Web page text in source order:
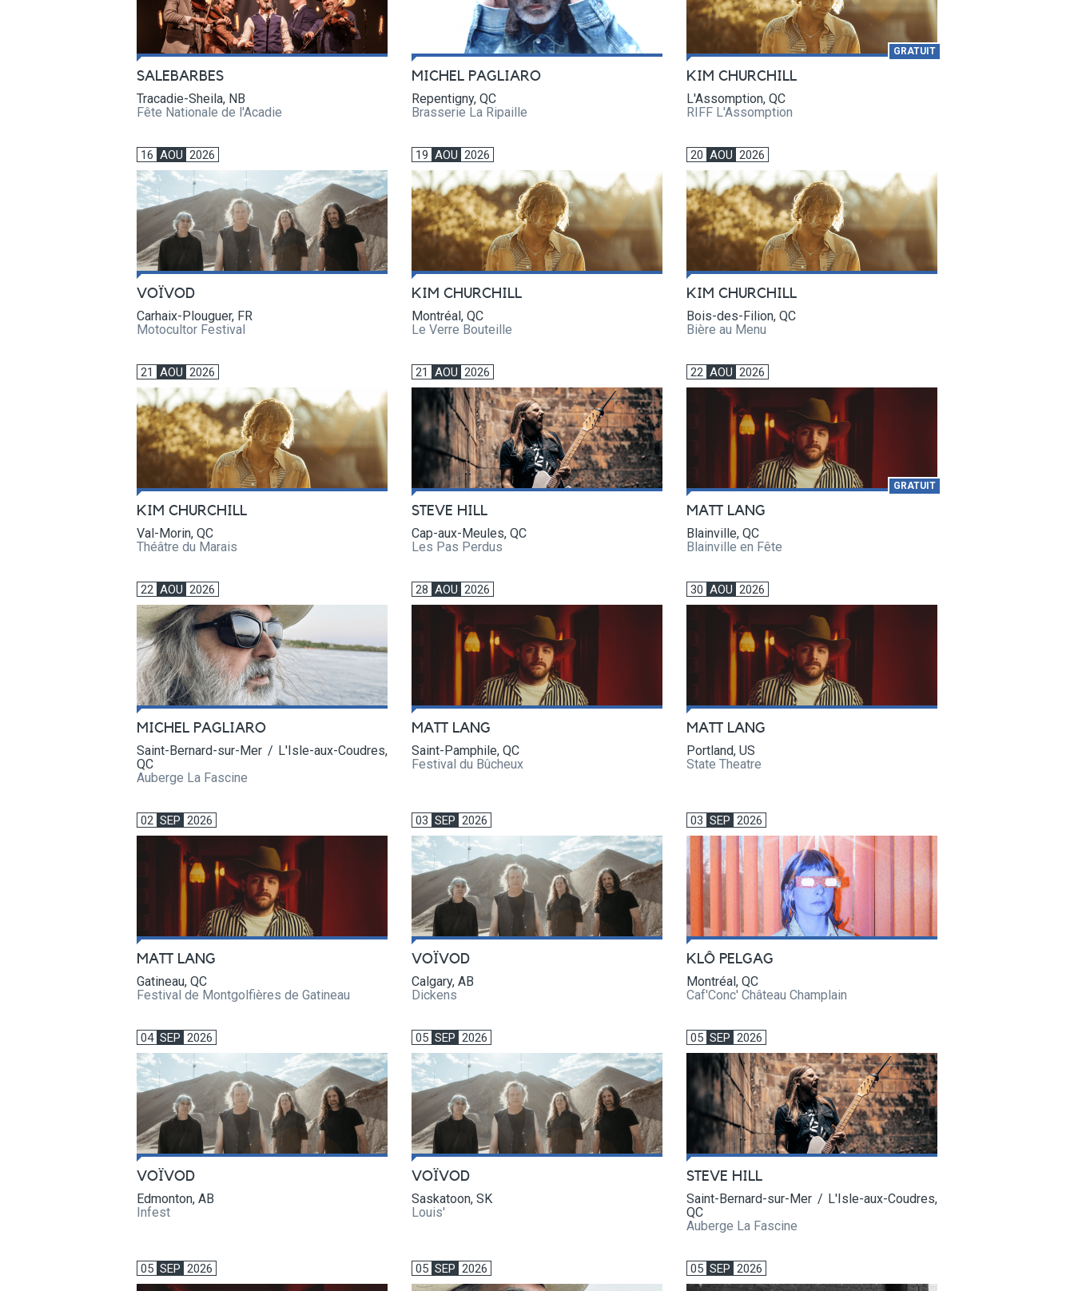
SALEBARBES
Tracadie-Sheila, NB
Fête Nationale de l'Acadie
MICHEL PAGLIARO
Repentigny, QC
Brasserie La Ripaille
GRATUIT
KIM CHURCHILL
L'Assomption, QC
RIFF L'Assomption
16 AOU 2026
VOÏVOD
Carhaix-Plouguer, FR
Motocultor Festival
19 AOU 2026
KIM CHURCHILL
Montréal, QC
Le Verre Bouteille
20 AOU 2026
KIM CHURCHILL
Bois-des-Filion, QC
Bière au Menu
21 AOU 2026
KIM CHURCHILL
Val-Morin, QC
Théâtre du Marais
21 AOU 2026
STEVE HILL
Cap-aux-Meules, QC
Les Pas Perdus
22 AOU 2026
GRATUIT
MATT LANG
Blainville, QC
Blainville en Fête
22 AOU 2026
MICHEL PAGLIARO
Saint-Bernard-sur-Mer / L'Isle-aux-Coudres,
QC
Auberge La Fascine
28 AOU 2026
MATT LANG
Saint-Pamphile, QC
Festival du Bûcheux
30 AOU 2026
MATT LANG
Portland, US
State Theatre
02 SEP 2026
MATT LANG
Gatineau, QC
Festival de Montgolfières de Gatineau
03 SEP 2026
VOÏVOD
Calgary, AB
Dickens
03 SEP 2026
KLÔ PELGAG
Montréal, QC
Caf'Conc' Château Champlain
04 SEP 2026
VOÏVOD
Edmonton, AB
Infest
05 SEP 2026
VOÏVOD
Saskatoon, SK
Louis'
05 SEP 2026
STEVE HILL
Saint-Bernard-sur-Mer / L'Isle-aux-Coudres,
QC
Auberge La Fascine
05 SEP 2026 05 SEP 2026 05 SEP 2026